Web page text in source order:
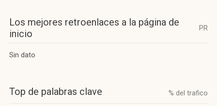
Los mejores retroenlaces a la página de
inicio
PR
Sin dato
Top de palabras clave % del trafico